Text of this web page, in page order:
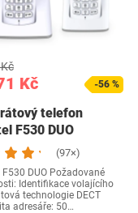
Kč -56 %
telefon
F530 DUO
(97×)
F530 DUO Požadované
Identifikace volajícího
technologie DECT
adresáře: 50…